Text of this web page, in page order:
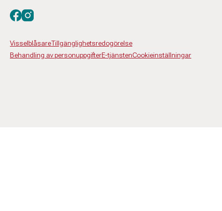
VisselblåsareTillgänglighetsredogörelse
Behandling av personuppgifterE-tjänstenCookieinställningar
Besök oss på facebook
Besök oss på instagram